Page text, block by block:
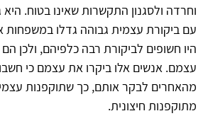
וחרדה ולסגנון התקשרות שאינו בטוח.
עם ביקורת עצמית גבוהה גדלו במשפחות
היו חשופים לביקורת רבה כלפיהם, ולכן
עצמם. אנשים אלו ביקרו את עצמם כי
מהאחרים לבקר אותם, כך שתוקפנות
מתוקפנות חיצונית.